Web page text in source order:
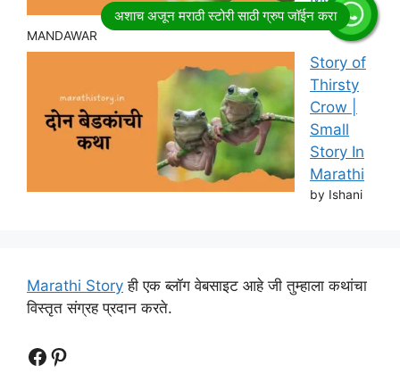
by RITESH
MANDAWAR
Story of
Thirsty
Crow |
Small
Story In
Marathi
by Ishani
Marathi Story ही एक ब्लॉग वेबसाइट आहे जी तुम्हाला कथांचा
विस्तृत संग्रह प्रदान करते.
Follow UsFollow us